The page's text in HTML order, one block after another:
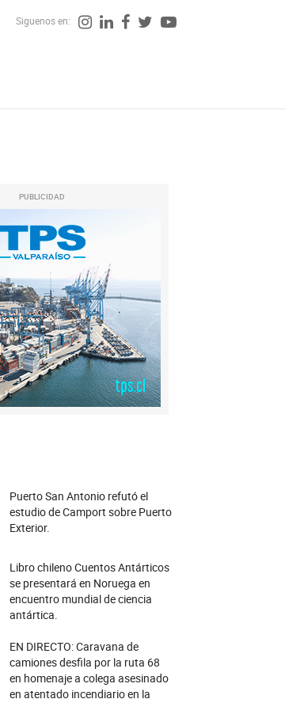
Siguenos en:
PUBLICIDAD
Puerto San Antonio refutó el
estudio de Camport sobre Puerto
Exterior.
Libro chileno Cuentos Antárticos
se presentará en Noruega en
encuentro mundial de ciencia
antártica.
EN DIRECTO: Caravana de
camiones desfila por la ruta 68
en homenaje a colega asesinado
en atentado incendiario en la